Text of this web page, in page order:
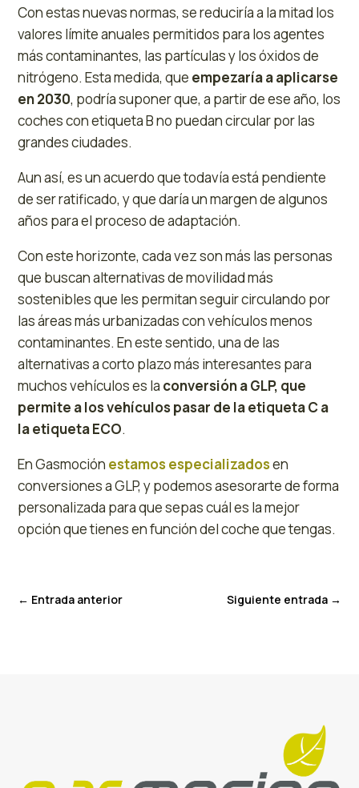
Con estas nuevas normas, se reduciría a la mitad los
valores límite anuales permitidos para los agentes
más contaminantes, las partículas y los óxidos de
nitrógeno. Esta medida, que empezaría a aplicarse
en 2030, podría suponer que, a partir de ese año, los
coches con etiqueta B no puedan circular por las
grandes ciudades.
Aun así, es un acuerdo que todavía está pendiente
de ser ratificado, y que daría un margen de algunos
años para el proceso de adaptación.
Con este horizonte, cada vez son más las personas
que buscan alternativas de movilidad más
sostenibles que les permitan seguir circulando por
las áreas más urbanizadas con vehículos menos
contaminantes. En este sentido, una de las
alternativas a corto plazo más interesantes para
muchos vehículos es la conversión a GLP, que
permite a los vehículos pasar de la etiqueta C a
la etiqueta ECO.
En Gasmoción estamos especializadosen
conversiones a GLP, y podemos asesorarte de forma
personalizada para que sepas cuál es la mejor
opción que tienes en función del coche que tengas.
← Entrada anterior Siguiente entrada→